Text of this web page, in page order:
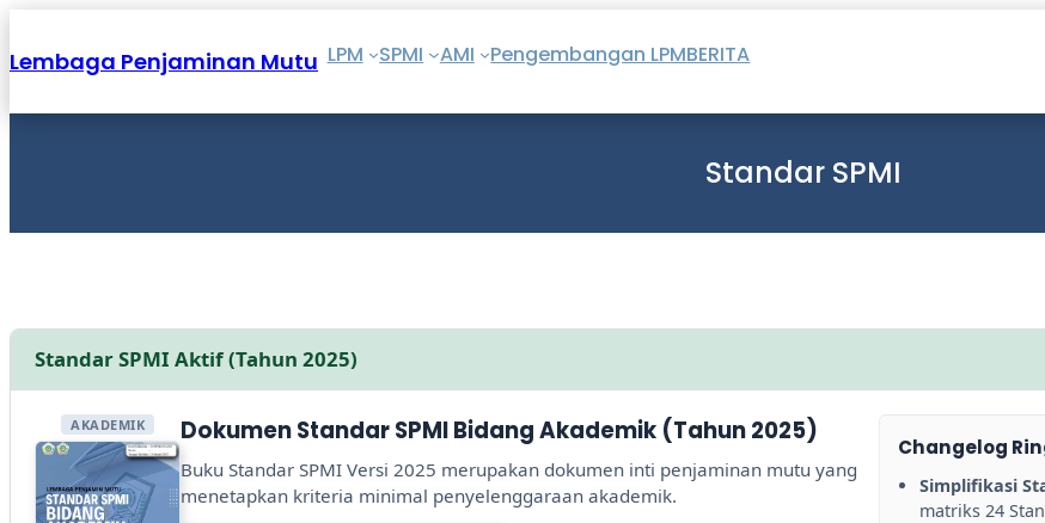
content
Lembaga Penjaminan Mutu LPM SPMI AMI Pengembangan LPMBERITA
Standar SPMI
Standar SPMI Aktif (Tahun 2025)
AKADEMIK Dokumen Standar SPMI Bidang Akademik (Tahun 2025)
Buku Standar SPMI Versi 2025 merupakan dokumen inti penjaminan mutu yang
menetapkan kriteria minimal penyelenggaraan akademik.
Changelog
Simplifikasi
matriks 24